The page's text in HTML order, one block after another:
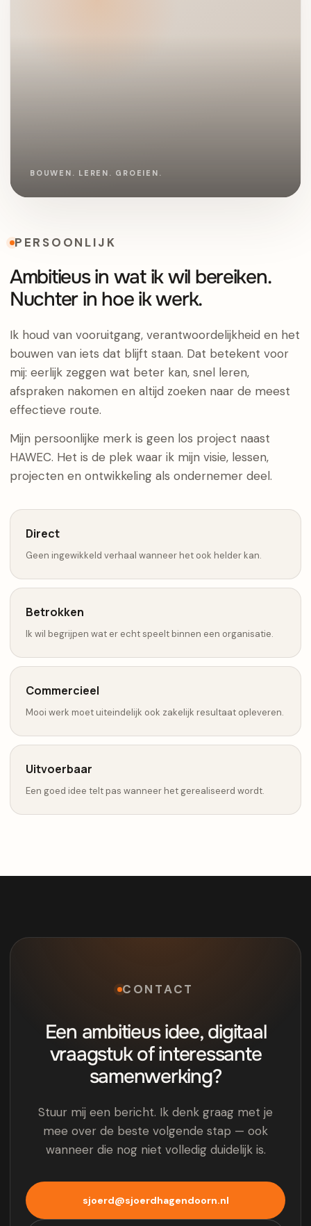
PERSOONLIJK
Ambitieus in wat ik wil bereiken.
Nuchter in hoe ik werk.
Ik houd van vooruitgang, verantwoordelijkheid en het
bouwen van iets dat blijft staan. Dat betekent voor
mij: eerlijk zeggen wat beter kan, snel leren,
afspraken nakomen en altijd zoeken naar de meest
effectieve route.
Mijn persoonlijke merk is geen los project naast
HAWEC. Het is de plek waar ik mijn visie, lessen,
projecten en ontwikkeling als ondernemer deel.
Direct
Geen ingewikkeld verhaal wanneer het ook helder kan.
Betrokken
Ik wil begrijpen wat er echt speelt binnen een organisatie.
Commercieel
Mooi werk moet uiteindelijk ook zakelijk resultaat opleveren.
Uitvoerbaar
Een goed idee telt pas wanneer het gerealiseerd wordt.
CONTACT
Een ambitieus idee, digitaal
vraagstuk of interessante
samenwerking?
Stuur mij een bericht. Ik denk graag met je
mee over de beste volgende stap — ook
wanneer die nog niet volledig duidelijk is.
sjoerd@sjoerdhagendoorn.nl